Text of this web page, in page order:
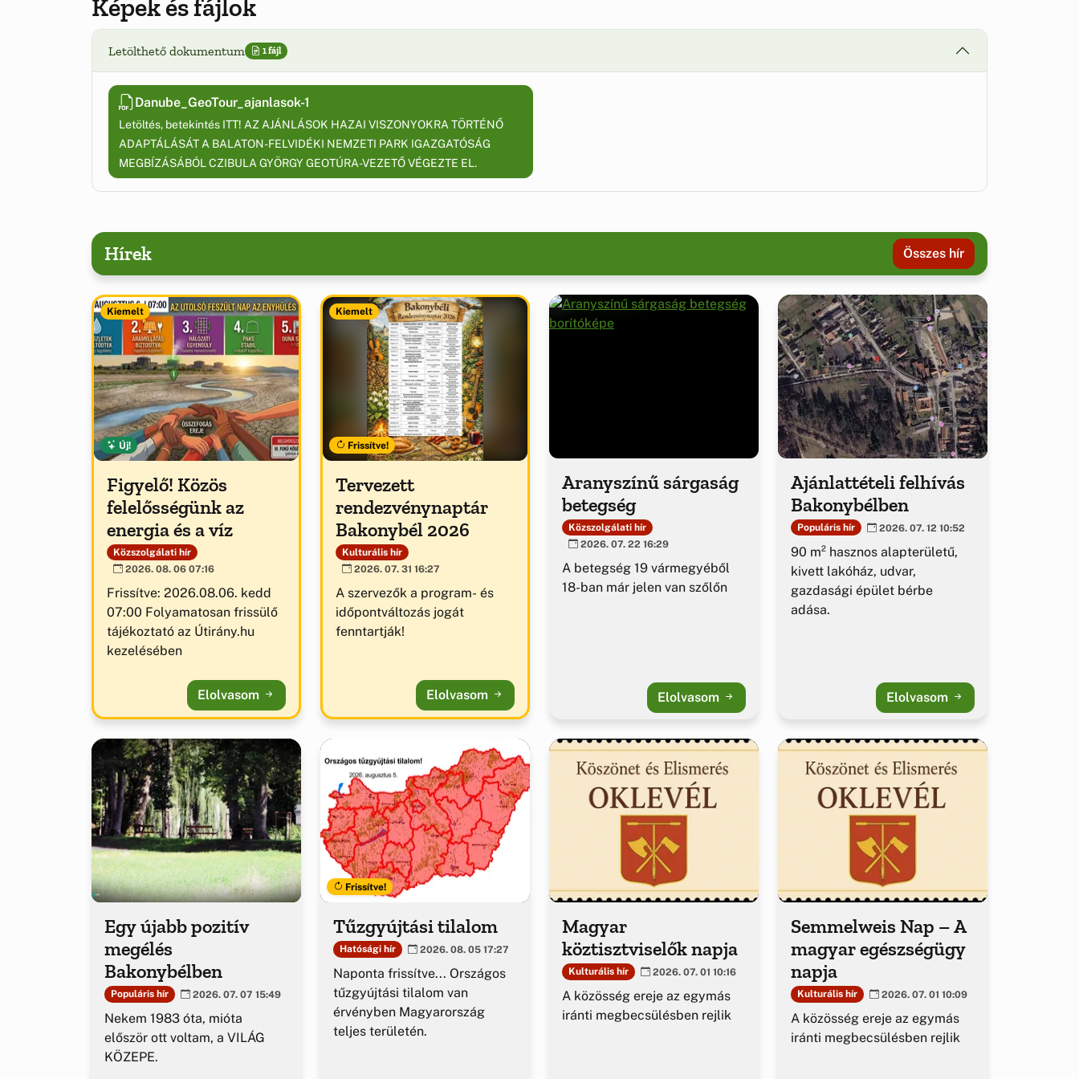
Képek és fájlok
Letölthető dokumentum 1 fájl
Danube_GeoTour_ajanlasok-1
Letöltés, betekintés ITT! AZ AJÁNLÁSOK HAZAI VISZONYOKRA TÖRTÉNŐ
ADAPTÁLÁSÁT A BALATON-FELVIDÉKI NEMZETI PARK IGAZGATÓSÁG
MEGBÍZÁSÁBÓL CZIBULA GYÖRGY GEOTÚRA-VEZETŐ VÉGEZTE EL.
Hírek Összes hír
Kiemelt
Új!
Figyelő! Közös
felelősségünk az
energia és a víz
Közszolgálati hír
2026. 08. 06 07:16
Frissítve: 2026.08.06. kedd
07:00 Folyamatosan frissülő
tájékoztató az Útirány.hu
kezelésében
Elolvasom
Kiemelt
Frissítve!
Tervezett
rendezvénynaptár
Bakonybél 2026
Kulturális hír
2026. 07. 31 16:27
A szervezők a program- és
időpontváltozás jogát
fenntartják!
Elolvasom
Aranyszínű sárgaság
betegség
Közszolgálati hír
2026. 07. 22 16:29
A betegség 19 vármegyéből
18-ban már jelen van szőlőn
Elolvasom
Ajánlattételi felhívás
Bakonybélben
Populáris hír 2026. 07. 12 10:52
90 m² hasznos alapterületű,
kivett lakóház, udvar,
gazdasági épület bérbe
adása.
Elolvasom
Egy újabb pozitív
megélés
Bakonybélben
Populáris hír 2026. 07. 07 15:49
Nekem 1983 óta, mióta
először ott voltam, a VILÁG
KÖZEPE.
Frissítve!
Tűzgyújtási tilalom
Hatósági hír 2026. 08. 05 17:27
Naponta frissítve... Országos
tűzgyújtási tilalom van
érvényben Magyarország
teljes területén.
Magyar
köztisztviselők napja
Kulturális hír 2026. 07. 01 10:16
A közösség ereje az egymás
iránti megbecsülésben rejlik
Semmelweis Nap – A
magyar egészségügy
napja
Kulturális hír 2026. 07. 01 10:09
A közösség ereje az egymás
iránti megbecsülésben rejlik